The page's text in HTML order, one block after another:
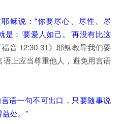
耶稣说：“你要尽心、尽性、尽
：‘要爱人如己。’再没有比这
福音 12:30-31》耶稣教导我们要
上应当尊重他人，避免用言语
言语一句不可出口，只要随事说
处。”